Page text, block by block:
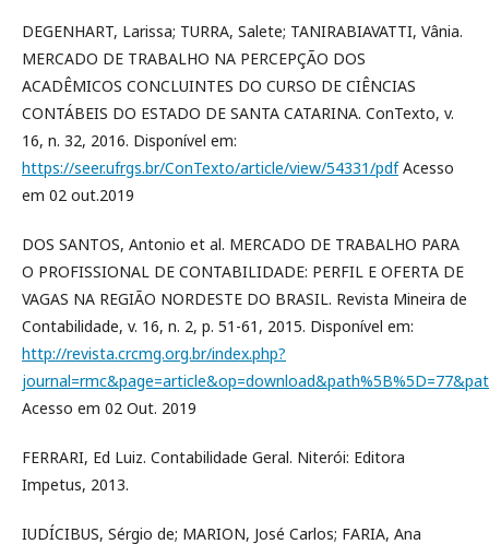
DEGENHART, Larissa; TURRA, Salete; TANIRABIAVATTI, Vânia.
MERCADO DE TRABALHO NA PERCEPÇÃO DOS
ACADÊMICOS CONCLUINTES DO CURSO DE CIÊNCIAS
CONTÁBEIS DO ESTADO DE SANTA CATARINA. ConTexto, v.
16, n. 32, 2016. Disponível em:
https://seer.ufrgs.br/ConTexto/article/view/54331/pdfAcesso
em 02 out.2019
DOS SANTOS, Antonio et al. MERCADO DE TRABALHO PARA
O PROFISSIONAL DE CONTABILIDADE: PERFIL E OFERTA DE
VAGAS NA REGIÃO NORDESTE DO BRASIL. Revista Mineira de
Contabilidade, v. 16, n. 2, p. 51-61, 2015. Disponível em:
http://revista.crcmg.org.br/index.php?
Acesso em 02 Out. 2019
FERRARI, Ed Luiz. Contabilidade Geral. Niterói: Editora
Impetus, 2013.
IUDÍCIBUS, Sérgio de; MARION, José Carlos; FARIA, Ana